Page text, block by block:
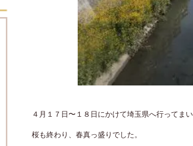
４月１７日〜１８日にかけて埼玉県へ行ってまい
桜も終わり、春真っ盛りでした。